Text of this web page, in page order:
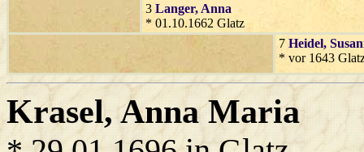
3 Langer, Anna
* 01.10.1662 Glatz
7 Heidel,
* vor 1643
Krasel, Anna Maria